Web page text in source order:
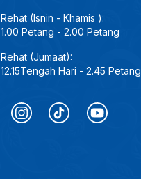
Rehat (Isnin - Khamis ):
1.00 Petang - 2.00 Petang
Rehat (Jumaat):
12.15Tengah Hari - 2.45 Petang